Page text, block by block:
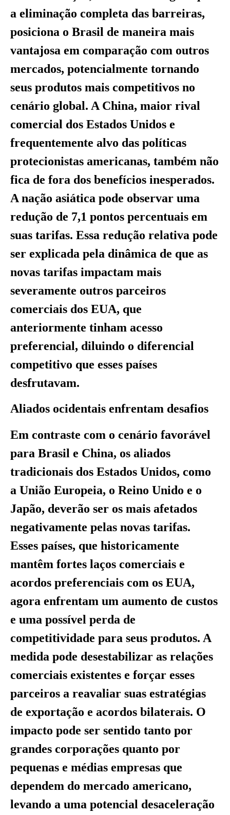
a eliminação completa das barreiras,
posiciona o Brasil de maneira mais
vantajosa em comparação com outros
mercados, potencialmente tornando
seus produtos mais competitivos no
cenário global. A China, maior rival
comercial dos Estados Unidos e
frequentemente alvo das políticas
protecionistas americanas, também não
fica de fora dos benefícios inesperados.
A nação asiática pode observar uma
redução de 7,1 pontos percentuais em
suas tarifas. Essa redução relativa pode
ser explicada pela dinâmica de que as
novas tarifas impactam mais
severamente outros parceiros
comerciais dos EUA, que
anteriormente tinham acesso
preferencial, diluindo o diferencial
competitivo que esses países
desfrutavam.
Aliados ocidentais enfrentam desafios
Em contraste com o cenário favorável
para Brasil e China, os aliados
tradicionais dos Estados Unidos, como
a União Europeia, o Reino Unido e o
Japão, deverão ser os mais afetados
negativamente pelas novas tarifas.
Esses países, que historicamente
mantêm fortes laços comerciais e
acordos preferenciais com os EUA,
agora enfrentam um aumento de custos
e uma possível perda de
competitividade para seus produtos. A
medida pode desestabilizar as relações
comerciais existentes e forçar esses
parceiros a reavaliar suas estratégias
de exportação e acordos bilaterais. O
impacto pode ser sentido tanto por
grandes corporações quanto por
pequenas e médias empresas que
dependem do mercado americano,
levando a uma potencial desaceleração